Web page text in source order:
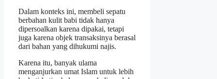
Dalam konteks ini, membeli sepatu
berbahan kulit babi tidak hanya
dipersoalkan karena dipakai, tetapi
juga karena objek transaksinya berasal
dari bahan yang dihukumi najis.
Karena itu, banyak ulama
menganjurkan umat Islam untuk lebih